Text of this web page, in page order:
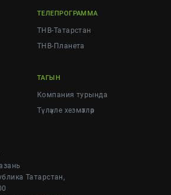
ТЕЛЕПРОГРАММА
ТНВ-Татарстан
ТНВ-Планета
ТАГЫН
Компания турында
Түләүле хезмәтләр
Татарстан,